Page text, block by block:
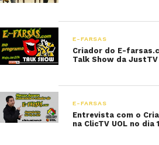
E-FARSAS
Criador do E-
Talk Show da
E-FARSAS
Entrevista com o
na ClicTV UOL no